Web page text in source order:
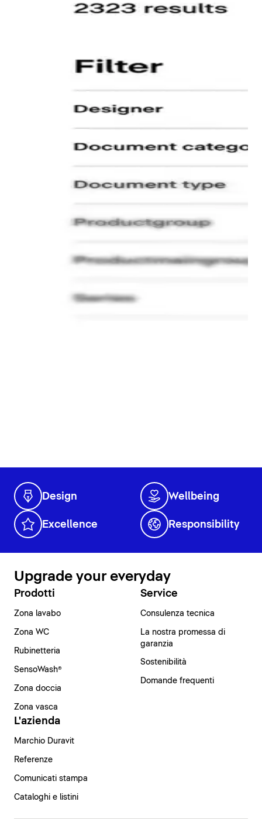
Design Wellbeing
Excellence Responsibility
Upgrade your everyday
Prodotti
Zona lavabo
Zona WC
Rubinetteria
SensoWash®
Zona doccia
Zona vasca
Service
Consulenza tecnica
La nostra promessa di
garanzia
Sostenibilità
Domande frequenti
L'azienda
Marchio Duravit
Referenze
Comunicati stampa
Cataloghi e listini